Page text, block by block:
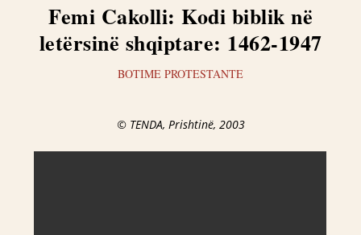
Femi Cakolli: Kodi biblik në
letërsinë shqiptare: 1462-1947
BOTIME PROTESTANTE
© TENDA, Prishtinë, 2003